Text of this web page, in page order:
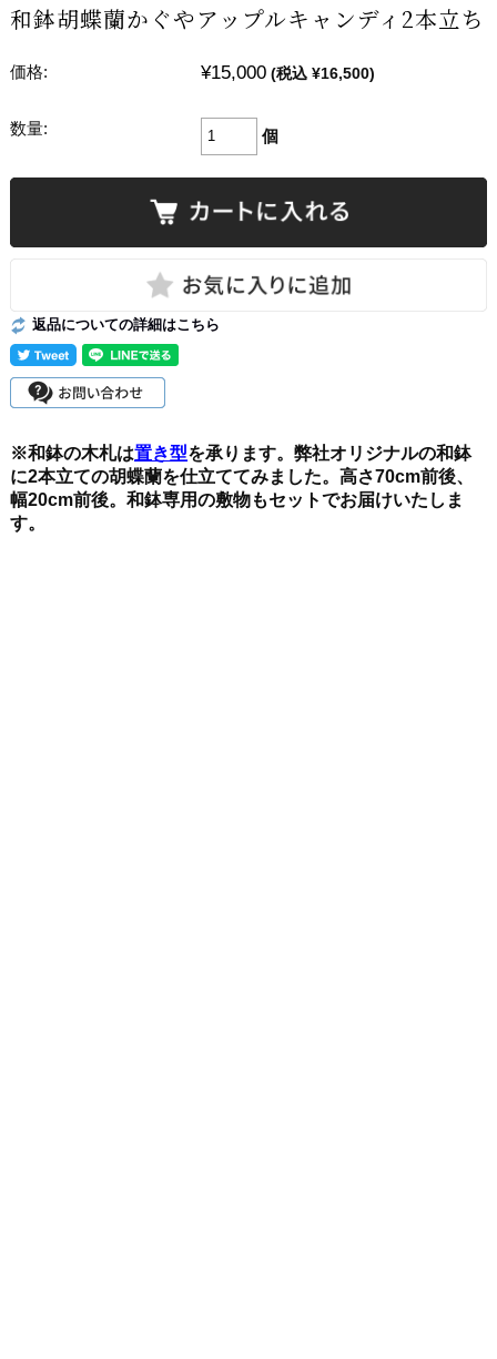
和鉢胡蝶蘭かぐやアップルキャンディ2本立ち
価格: ¥15,000 (税込 ¥16,500)
数量: 個
返品についての詳細はこちら
※和鉢の木札は置き型を承ります。 弊社オリジナルの和鉢
に2本立ての胡蝶蘭を仕立ててみました。高さ70cm前後、
幅20cm前後。 和鉢専用の敷物もセットでお届けいたしま
す。